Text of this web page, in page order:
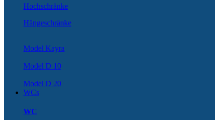
Hochschränke
Hängeschränke
Model Kayra
Model D 10
Model D 20
WCs
WC